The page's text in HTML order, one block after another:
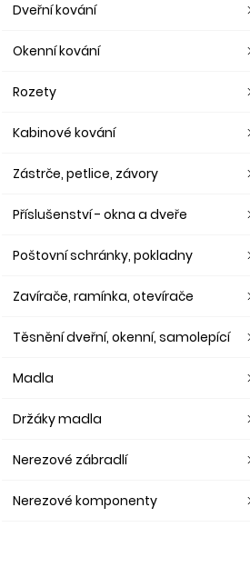
Dveřní kování
Okenní kování
Rozety
Kabinové kování
Zástrče, petlice, závory
Příslušenství - okna a dveře
Poštovní schránky, pokladny
Zavírače, ramínka, otevírače
Těsnění dveřní, okenní, samolepící
Madla
Držáky madla
Nerezové zábradlí
Nerezové komponenty